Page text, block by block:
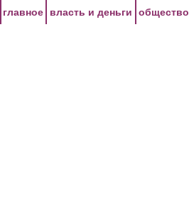
главное власть и деньги общество